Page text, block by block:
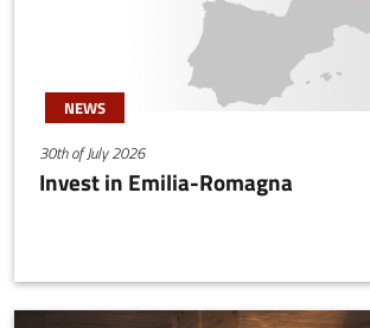
NEWS
30th of July 2026
Invest in Emilia-Romagna